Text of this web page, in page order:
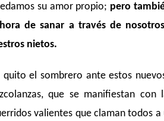
su amor propio; pero
de sanar a través de
nietos.
quito el sombrero ante estos
que se manifiestan
valientes que claman todos